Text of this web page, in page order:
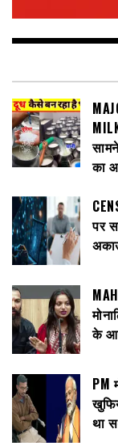
का
पर
के
PM
था